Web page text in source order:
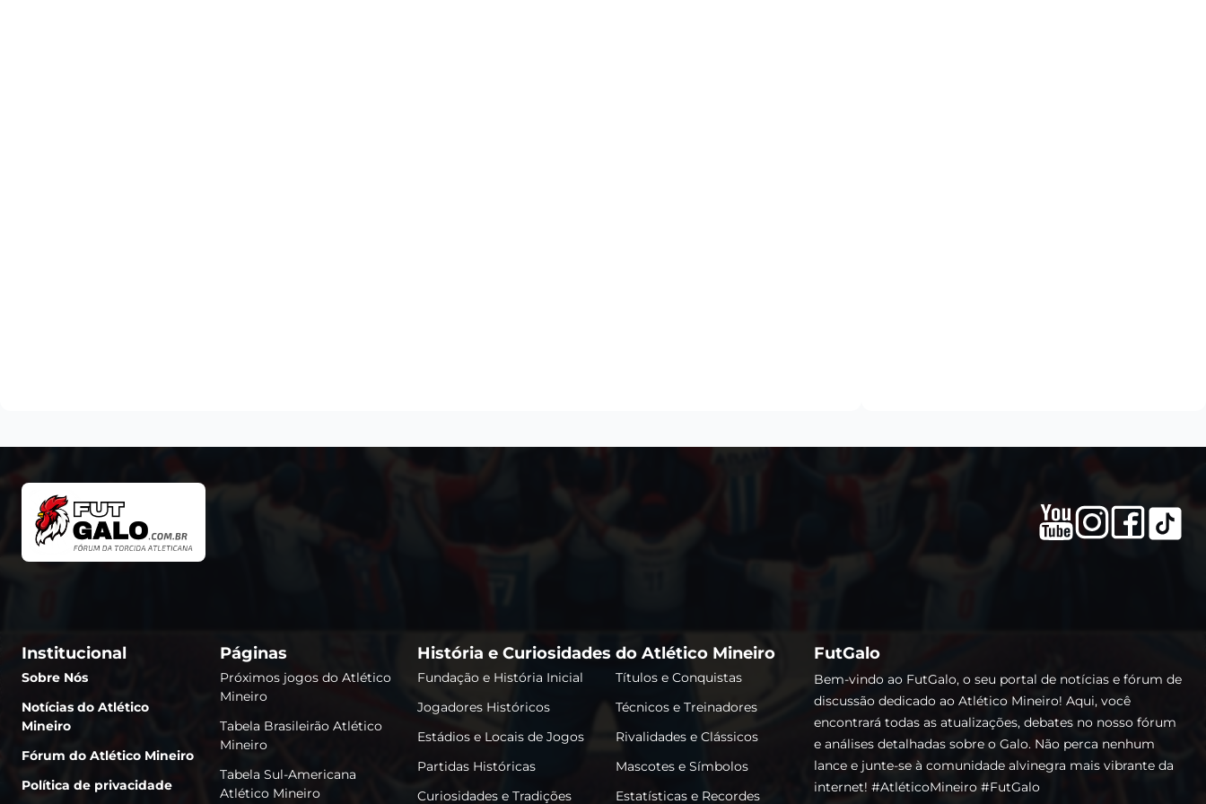
Institucional
Sobre Nós
Notícias do Atlético
Mineiro
Fórum do Atlético Mineiro
Política de privacidade
Páginas
Próximos jogos do Atlético
Mineiro
Tabela Brasileirão Atlético
Mineiro
Tabela Sul-Americana
Atlético Mineiro
História e Curiosidades do Atlético Mineiro
Fundação e História Inicial
Títulos e Conquistas
Jogadores Históricos
Técnicos e Treinadores
Estádios e Locais de Jogos
Rivalidades e Clássicos
Partidas Históricas
Mascotes e Símbolos
Curiosidades e Tradições
Estatísticas e Recordes
FutGalo
Bem-vindo ao FutGalo, o seu portal de notícias e fórum de
discussão dedicado ao Atlético Mineiro! Aqui, você
encontrará todas as atualizações, debates no nosso fórum
e análises detalhadas sobre o Galo. Não perca nenhum
lance e junte-se à comunidade alvinegra mais vibrante da
internet! #AtléticoMineiro #FutGalo